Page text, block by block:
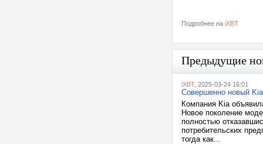
Подробнее на iXBT
Предыдущие
iXBT, 2025-03-24 16:01
Совершенно новый
Компания Kia
Новое поколение
полностью
потребительских
тогда как...